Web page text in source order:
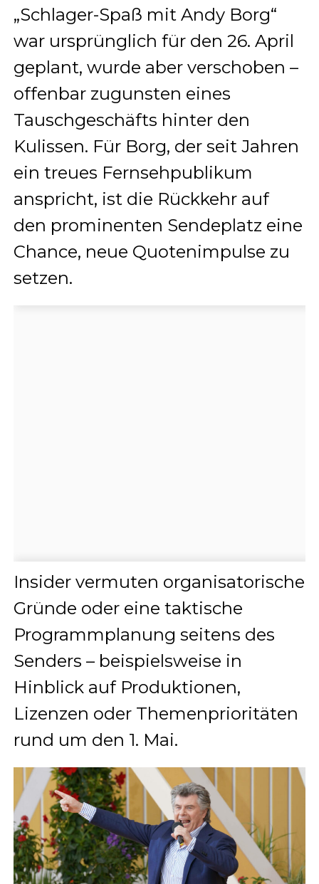
„Schlager-Spaß mit Andy Borg“
war ursprünglich für den 26. April
geplant, wurde aber verschoben –
offenbar zugunsten eines
Tauschgeschäfts hinter den
Kulissen. Für Borg, der seit Jahren
ein treues Fernsehpublikum
anspricht, ist die Rückkehr auf
den prominenten Sendeplatz eine
Chance, neue Quotenimpulse zu
setzen.
Insider vermuten organisatorische
Gründe oder eine taktische
Programmplanung seitens des
Senders – beispielsweise in
Hinblick auf Produktionen,
Lizenzen oder Themenprioritäten
rund um den 1. Mai.